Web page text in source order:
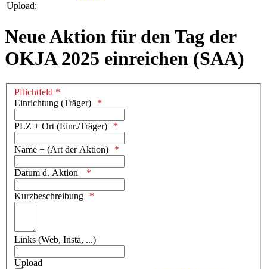
Upload:
Neue Aktion für den Tag der
OKJA 2025 einreichen (SAA)
Pflichtfeld *
Einrichtung (Träger)
PLZ + Ort (Einr./Träger)
Name + (Art der Aktion)
Datum d. Aktion
Kurzbeschreibung
Links (Web, Insta, ...)
Upload